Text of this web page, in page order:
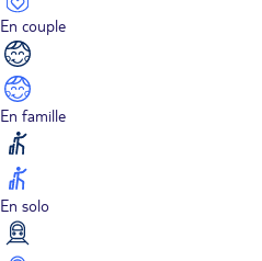
En couple
En famille
En solo